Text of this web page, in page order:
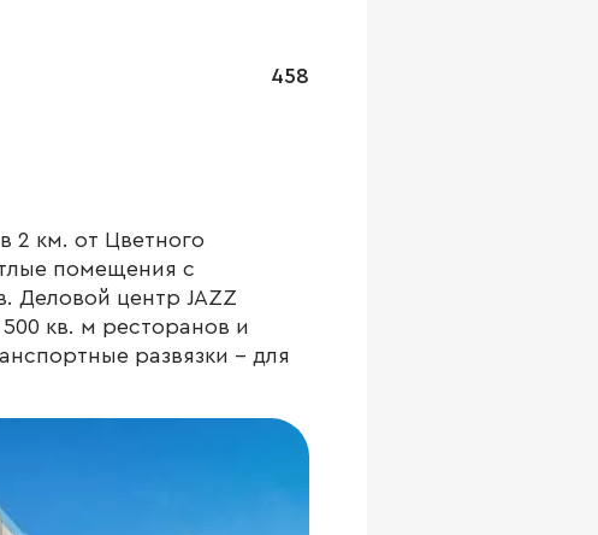
458
2 км. от Цветного
помещения с
Деловой центр JAZZ
кв. м ресторанов и
развязки – для